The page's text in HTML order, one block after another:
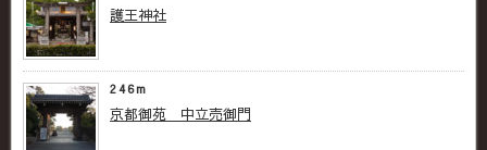
護王神社
246m
京都御苑 中立売御門